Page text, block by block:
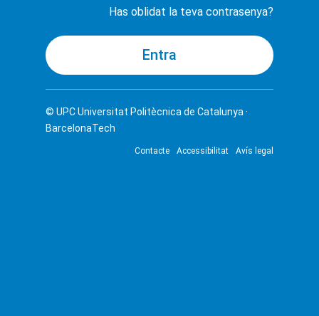
Has oblidat la teva contrasenya?
© UPCUniversitat Politècnica de Catalunya ·
BarcelonaTech
Contacte Accessibilitat Avís legal